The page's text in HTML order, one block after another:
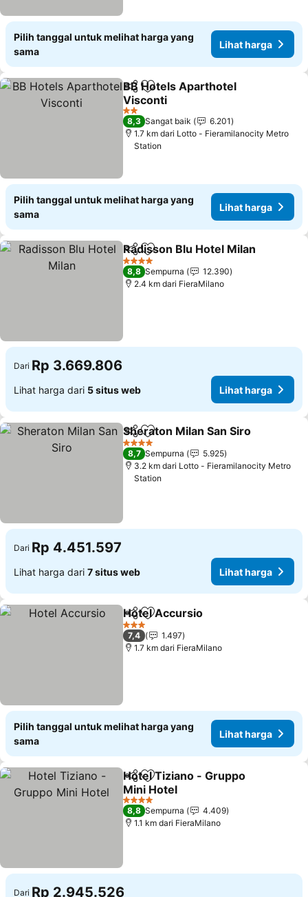
Pilih tanggal untuk melihat harga yang
sama
Lihat harga
BagikanTambahkan ke favorit
BB Hotels Aparthotel
Visconti
2 Bintang
8,3 Sangat baik
6.201
1.7 km dari Lotto - Fieramilanocity Metro
Station
Pilih tanggal untuk melihat harga yang
sama
Lihat harga
BagikanTambahkan ke favorit
Radisson Blu Hotel Milan
4 Bintang
8,8 Sempurna
12.390
2.4 km dari FieraMilano
Dari Rp 3.669.806
Lihat harga dari 5 situs web Lihat harga
BagikanTambahkan ke favorit
Sheraton Milan San Siro
4 Bintang
8,7 Sempurna
5.925
3.2 km dari Lotto - Fieramilanocity Metro
Station
Dari Rp 4.451.597
Lihat harga dari 7 situs web Lihat harga
BagikanTambahkan ke favorit
Hotel Accursio
3 Bintang
7,4
1.497
1.7 km dari FieraMilano
Pilih tanggal untuk melihat harga yang
sama
Lihat harga
BagikanTambahkan ke favorit
Hotel Tiziano - Gruppo
Mini Hotel
4 Bintang
8,8 Sempurna
4.409
1.1 km dari FieraMilano
Dari Rp 2.945.526